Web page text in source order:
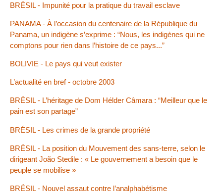
BRÉSIL - Impunité pour la pratique du travail esclave
PANAMA - À l’occasion du centenaire de la République du
Panama, un indigène s’exprime : “Nous, les indigènes qui ne
comptons pour rien dans l’histoire de ce pays...”
BOLIVIE - Le pays qui veut exister
L’actualité en bref - octobre 2003
BRÉSIL - L’héritage de Dom Hélder Câmara : “Meilleur que le
pain est son partage”
BRÉSIL - Les crimes de la grande propriété
BRÉSIL - La position du Mouvement des sans-terre, selon le
dirigeant João Stedile : « Le gouvernement a besoin que le
peuple se mobilise »
BRÉSIL - Nouvel assaut contre l’analphabétisme